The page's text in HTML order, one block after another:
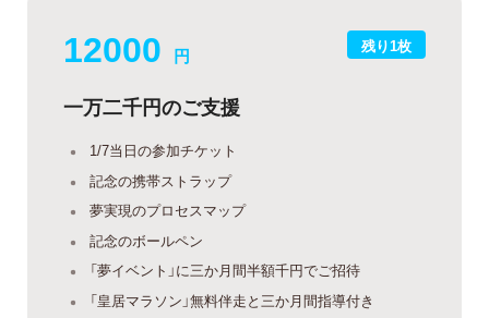
残り1枚
12000 円
一万二千円のご支援
1/7当日の参加チケット
記念の携帯ストラップ
夢実現のプロセスマップ
記念のボールペン
「夢イベント」に三か月間半額千円でご招待
「皇居マラソン」無料伴走と三か月間指導付き